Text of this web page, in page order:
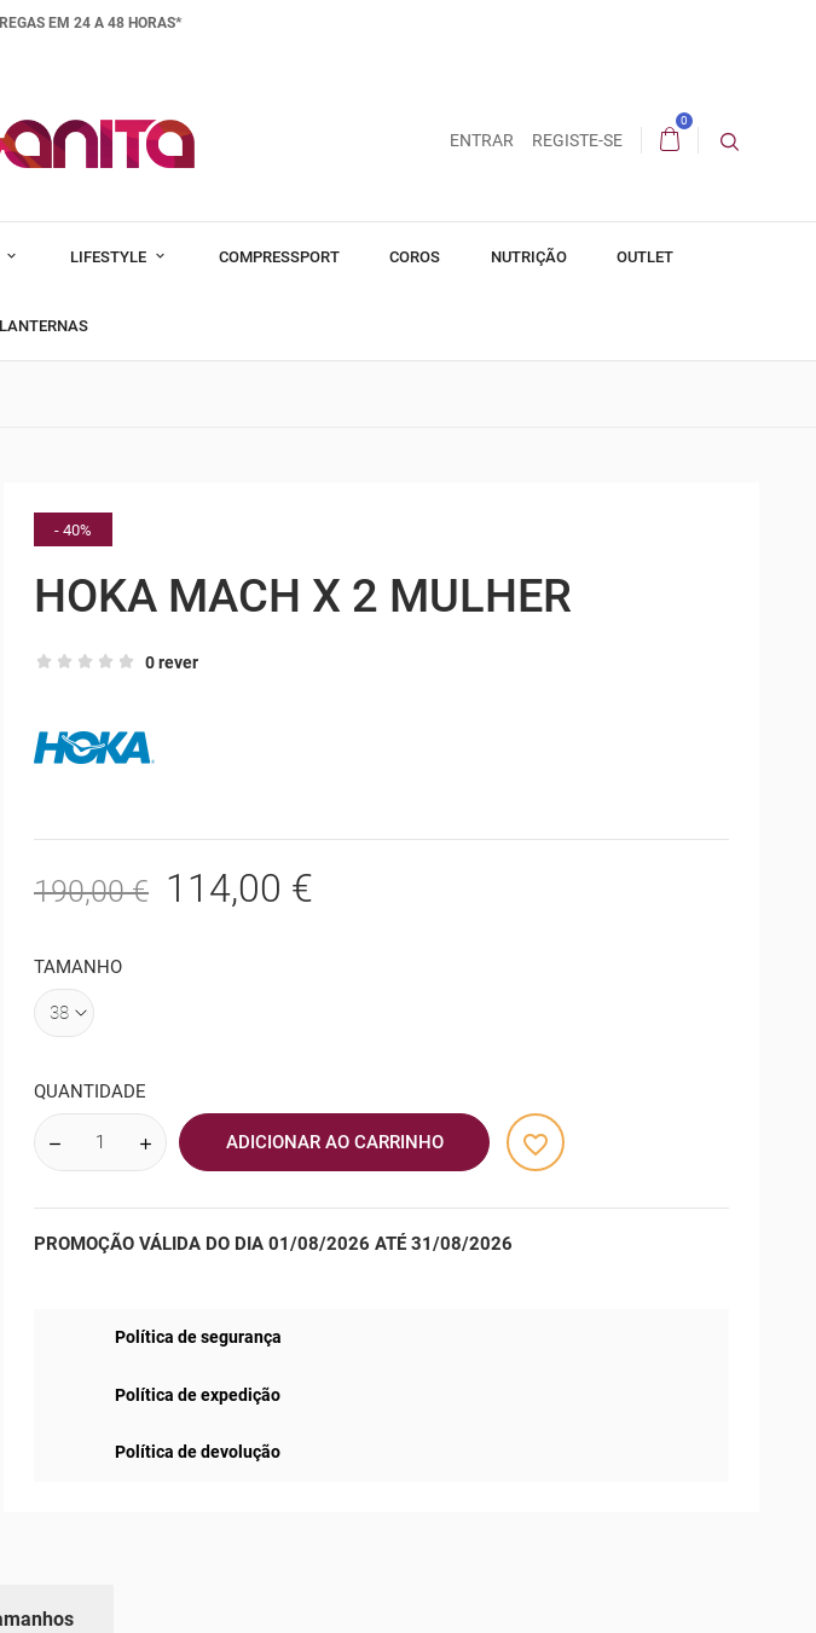
EM 24 A 48 HORAS*
ENTRAR REGISTE-SE
0
LIFESTYLE COMPRESSPORT COROS NUTRIÇÃO OUTLET
- 40%
HOKA MACH X 2 MULHER
0 rever
190,00 € 114,00 €
TAMANHO
QUANTIDADE
ADICIONAR AO CARRINHO favorite_border
PROMOÇÃO VÁLIDA DO DIA 01/08/2026 ATÉ 31/08/2026
Política de segurança
Política de expedição
Política de devolução